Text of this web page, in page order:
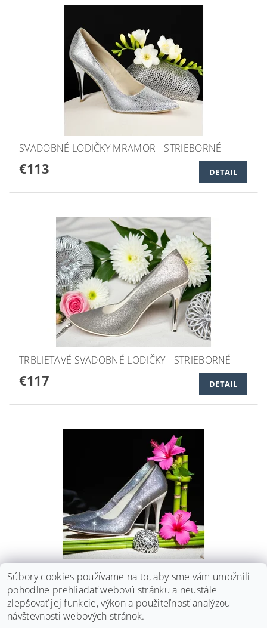
SVADOBNÉ LODIČKY MRAMOR - STRIEBORNÉ
€113 DETAIL
TRBLIETAVÉ SVADOBNÉ LODIČKY - STRIEBORNÉ
€117 DETAIL
TRBLIETAVÉ SVADOBNÉ LODIČKY - STRIEBORNÉ
€103 DETAIL
Súbory cookies používame na to, aby sme vám umožnili
pohodlne prehliadať webovú stránku a neustále
zlepšovať jej funkcie, výkon a použiteľnosť analýzou
návštevnosti webových stránok.